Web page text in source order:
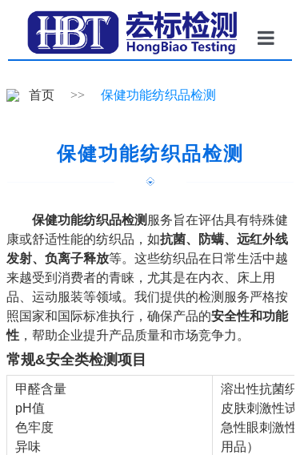
新
关
保健功能纺织品检测 服务旨在评估具有特殊健
康或舒适性能的纺织品，如抗菌、防螨、 远红外线
发射、负离子释放等。这些纺织品在日常生活中越
来越受到消费者的青睐，尤其是在内衣、床上用
品、运动服装等领域。我们提供的检测服务严格按
照国家和国际标准执行，确保产品的安全性和功能
性，帮助企业提升产品质量和市场竞争力。
常规&安全类检测项目
甲醛含量
pH值
色牢度
异味
溶出性抗菌织
皮肤刺激性试
急性眼刺激
用品）
保健功能纺织品检测
首页 >> 保健功能纺织品检测